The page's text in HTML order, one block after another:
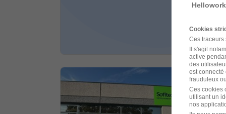
il y a
Cookies
Ces traceurs
Il s'agit
active
des
est connecté
frauduleux
Ces cookies
utilisant un
nos